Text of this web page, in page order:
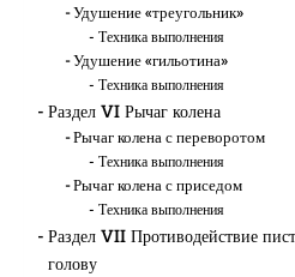
Удушение «треугольник»
Техника выполнения
Удушение «гильотина»
Техника выполнения
Раздел VI Рычаг колена
Рычаг колена с переворотом
Техника выполнения
Рычаг колена с приседом
Техника выполнения
Раздел VII Противодействие
голову